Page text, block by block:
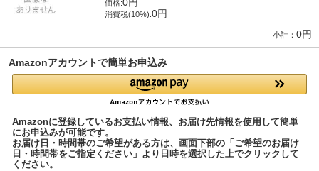
価格:
消費税(10%):0円
小計： 0円
Amazonアカウントで簡単お申込み
Amazonに登録しているお支払い情報、お届け先情報を使用して簡単
にお申込みが可能です。
お届け日・時間帯のご希望がある方は、画面下部の「ご希望のお届け
日・時間帯をご指定ください」より日時を選択した上でクリックして
ください。